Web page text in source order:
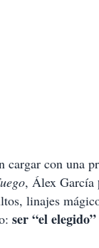
cargar con una
, Álex García
linajes
ser “el